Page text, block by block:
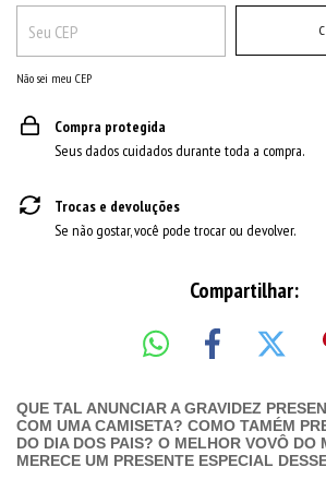
Não sei meu CEP
Compra protegida
Seus dados cuidados durante toda a compra.
Trocas e devoluções
Se não gostar, você pode trocar ou devolver.
Compartilhar:
QUE TAL ANUNCIAR A GRAVIDEZ
COM UMA CAMISETA? COMO TAMÉM
DO DIA DOS PAIS? O MELHOR VOVÔ DO
MERECE UM PRESENTE ESPECIAL